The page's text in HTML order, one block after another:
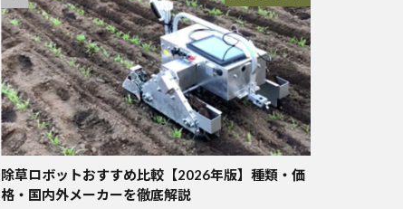
除草ロボットおすすめ比較【2026年版】種類・価
格・国内外メーカーを徹底解説